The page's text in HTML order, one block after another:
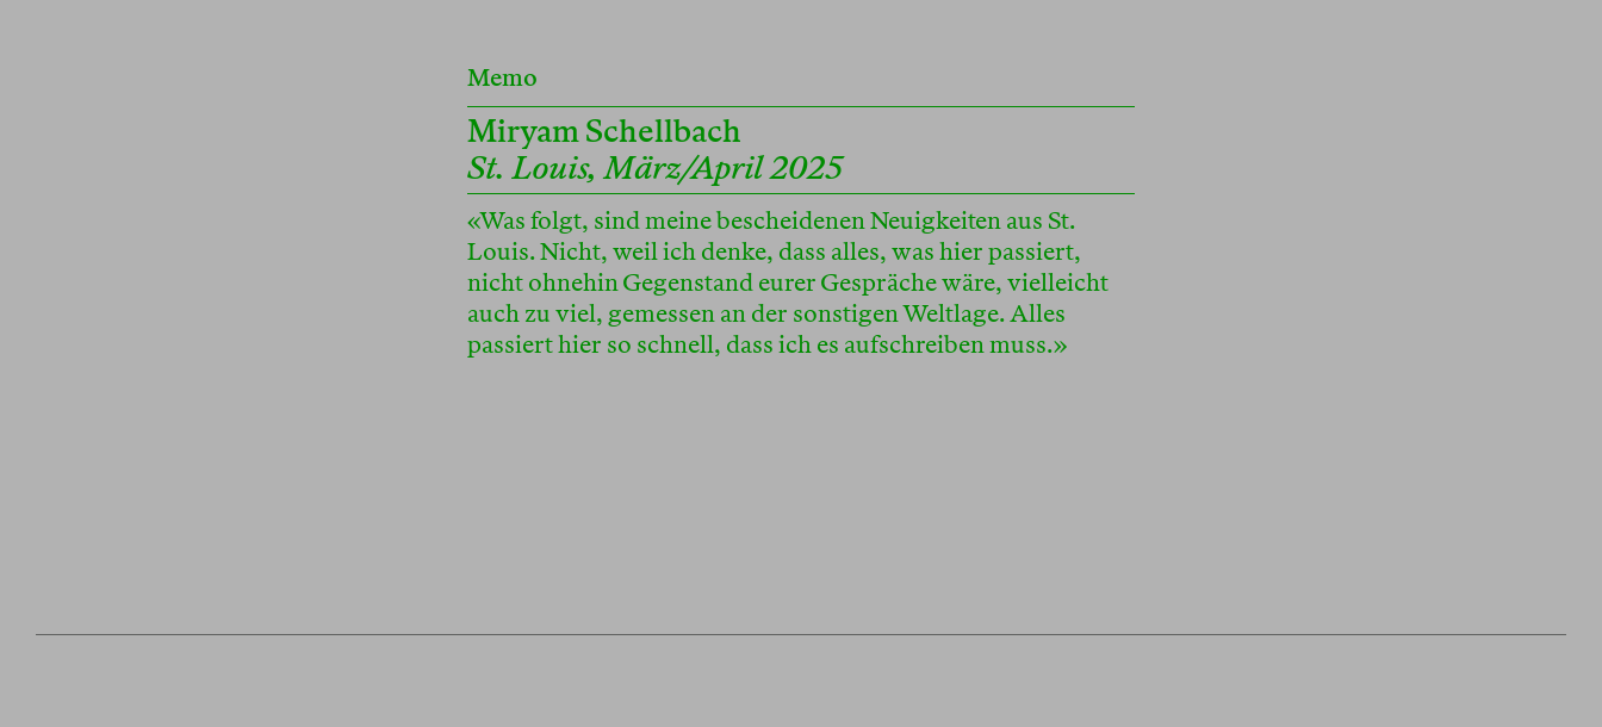
Memo
Miryam Schellbach
St. Louis, März/April 2025
«Was folgt, sind meine bescheidenen Neuigkeiten aus St.
Louis. Nicht, weil ich denke, dass alles, was hier passiert,
nicht ohnehin Gegenstand eurer Gespräche wäre, vielleicht
auch zu viel, gemessen an der sonstigen Weltlage. Alles
passiert hier so schnell, dass ich es aufschreiben muss.»